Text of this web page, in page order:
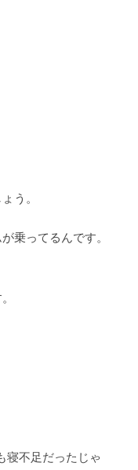
う。
乗ってるんです。
寝不足だったじゃ